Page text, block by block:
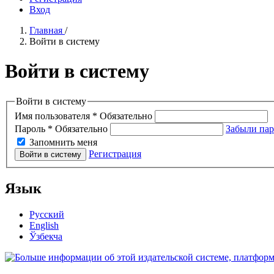
Вход
Главная /
Войти в систему
Войти в систему
Войти в систему
Имя пользователя * Обязательно
Пароль * Обязательно
Забыли
Запомнить меня
Войти в систему Регистрация
Язык
Русский
English
Ўзбекча